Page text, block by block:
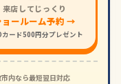
来店してじっくり
ョールーム予約 →
カード500円分プレゼント
内なら最短翌日対応